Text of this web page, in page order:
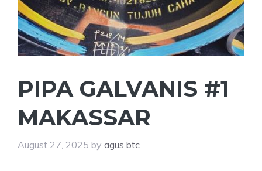
PIPA GALVANIS #1
MAKASSAR
August 27, 2025 by agus btc